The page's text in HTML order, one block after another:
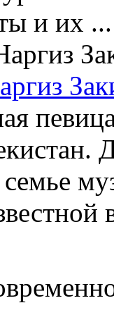
и их ...